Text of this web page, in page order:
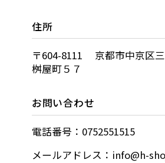
住所
〒604-8111 京都市中京区
桝屋町５７
お問い合わせ
電話番号：0752551515
メールアドレス：info@h-